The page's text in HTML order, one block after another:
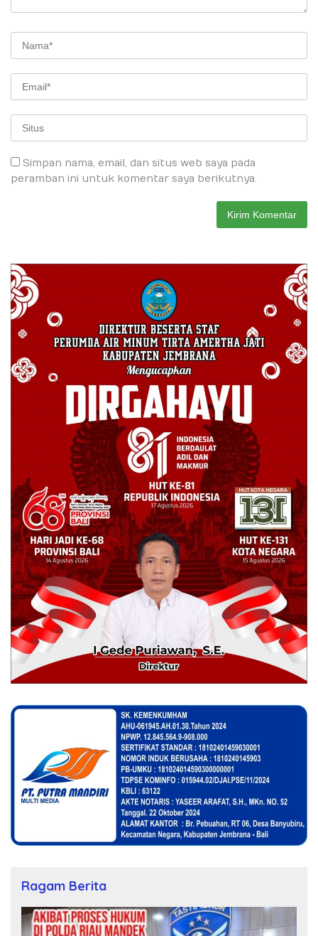
Simpan nama, email, dan situs web saya pada
peramban ini untuk komentar saya berikutnya.
Ragam Berita